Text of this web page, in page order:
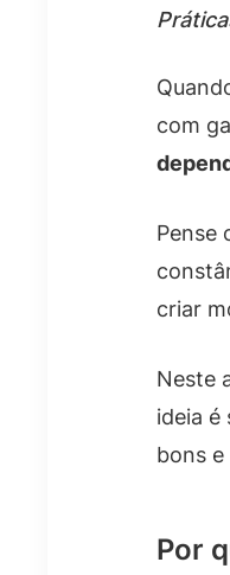
com
Pense
criar
Neste
ideia é
bons
Por